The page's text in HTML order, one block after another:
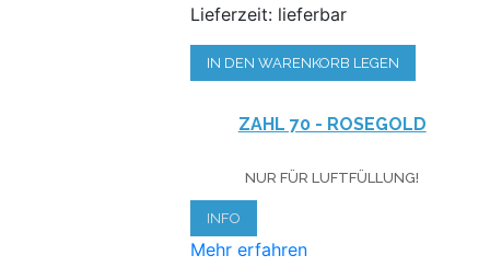
Lieferzeit: lieferbar
IN DEN WARENKORB LEGEN
ZAHL 70 - ROSEGOLD
NUR FÜR LUFTFÜLLUNG!
INFO
Mehr erfahren